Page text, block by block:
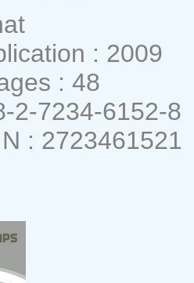
: 2009
: 48
2-7234-6152-8
: 2723461521